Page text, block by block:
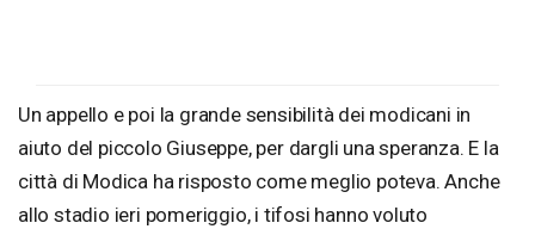
Un appello e poi la grande sensibilità dei modicani in
aiuto del piccolo Giuseppe, per dargli una speranza. E la
città di Modica ha risposto come meglio poteva. Anche
allo stadio ieri pomeriggio, i tifosi hanno voluto